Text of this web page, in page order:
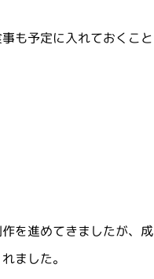
も予定に入れておくこと
を進めてきましたが、成
ました。